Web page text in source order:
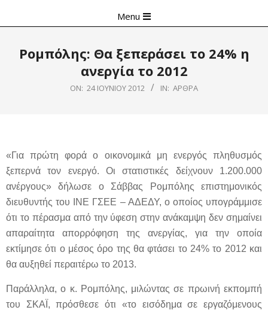
Navigation
Menu
Ρομπόλης: Θα ξεπεράσει το 24% η
ανεργία το 2012
ON: 24 ΙΟΥΝΊΟΥ 2012 IN: ΆΡΘΡΑ
«Για πρώτη φορά ο οικονομικά μη ενεργός πληθυσμός
ξεπερνά τον ενεργό. Οι στατιστικές δείχνουν 1.200.000
ανέργους» δήλωσε ο Σάββας Ρομπόλης επιστημονικός
διευθυντής του ΙΝΕ ΓΣΕΕ – ΑΔΕΔΥ, ο οποίος υπογράμμισε
ότι το πέρασμα από την ύφεση στην ανάκαμψη δεν σημαίνει
απαραίτητα απορρόφηση της ανεργίας, για την οποία
εκτίμησε ότι ο μέσος όρο της θα φτάσει το 24% το 2012 και
θα αυξηθεί περαιτέρω το 2013.
Παράλληλα, ο κ. Ρομπόλης, μιλώντας σε πρωινή εκπομπή
του ΣΚΑΪ, πρόσθεσε ότι «το εισόδημα σε εργαζόμενους